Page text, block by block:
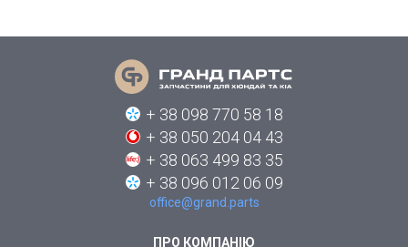
ПРО КОМПАНІЮ
+ 38 098 770 58 18
+ 38 050 204 04 43
+ 38 063 499 83 35
+ 38 096 012 06 09
office@grand.parts